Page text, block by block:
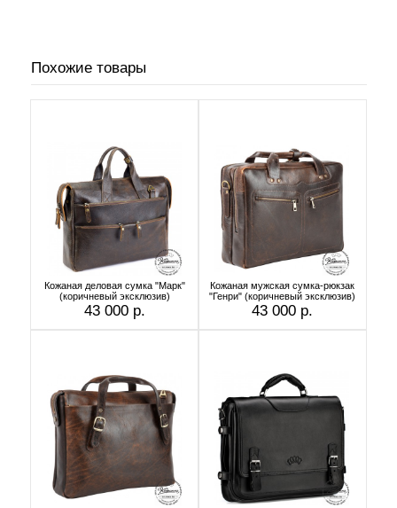
Похожие товары
Кожаная деловая сумка "Марк"
(коричневый эксклюзив)
43 000 р.
Кожаная мужская сумка-рюкзак
"Генри" (коричневый эксклюзив)
43 000 р.